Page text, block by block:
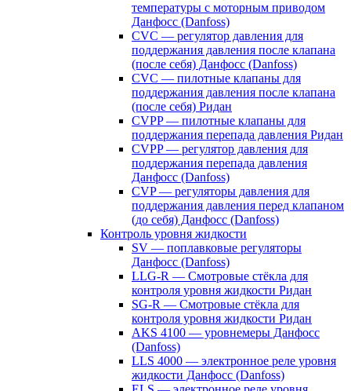
температуры с моторным приводом
Данфосс (Danfoss)
CVС — регулятор давления для
поддержания давления после клапана
(после себя) Данфосс (Danfoss)
CVС — пилотные клапаны для
поддержания давления после клапана
(после себя) Ридан
CVPP — пилотные клапаны для
поддержания перепада давления Ридан
CVPP — регулятор давления для
поддержания перепада давления
Данфосс (Danfoss)
CVP — регуляторы давления для
поддержания давления перед клапаном
(до себя) Данфосс (Danfoss)
Контроль уровня жидкости
SV — поплавковые регуляторы
Данфосс (Danfoss)
LLG-R — Смотровые стёкла для
контроля уровня жидкости Ридан
SG-R — Смотровые стёкла для
контроля уровня жидкости Ридан
AKS 4100 — уровнемеры Данфосс
(Danfoss)
LLS 4000 — электронное реле уровня
жидкости Данфосс (Danfoss)